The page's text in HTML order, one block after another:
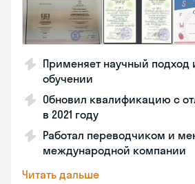
Применяет научный подход
обучении
Обновил квалификацию с
в 2021 году
Работал переводчиком и
международной компании
Читать дальше